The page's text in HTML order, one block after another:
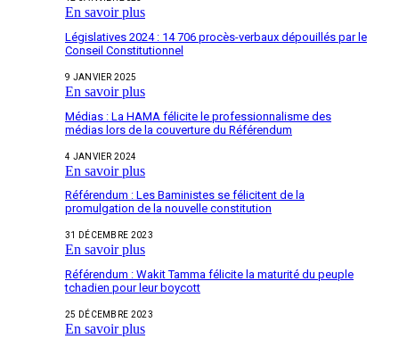
En savoir plus
Législatives 2024 : 14 706 procès-verbaux dépouillés par le
Conseil Constitutionnel
9 JANVIER 2025
En savoir plus
Médias : La HAMA félicite le professionnalisme des
médias lors de la couverture du Référendum
4 JANVIER 2024
En savoir plus
Référendum : Les Baministes se félicitent de la
promulgation de la nouvelle constitution
31 DÉCEMBRE 2023
En savoir plus
Référendum : Wakit Tamma félicite la maturité du peuple
tchadien pour leur boycott
25 DÉCEMBRE 2023
En savoir plus